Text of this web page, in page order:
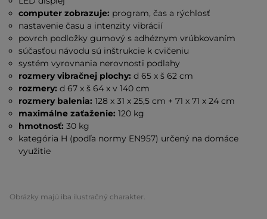
computer zobrazuje: program, čas a rýchlosť
nastavenie času a intenzity vibrácií
povrch podložky gumový s adhéznym vrúbkovaním
súčasťou návodu sú inštrukcie k cvičeniu
systém vyrovnania nerovnosti podlahy
rozmery vibračnej plochy: d 65 x š 62 cm
rozmery: d 67 x š 64 x v 140 cm
rozmery balenia: 128 x 31 x 25,5 cm + 71 x 71 x 24 cm
maximálne zaťaženie: 120 kg
hmotnosť: 30 kg
kategória H (podľa normy EN957) určený na domáce
využitie
Obrázky majú iba ilustračný charakter.